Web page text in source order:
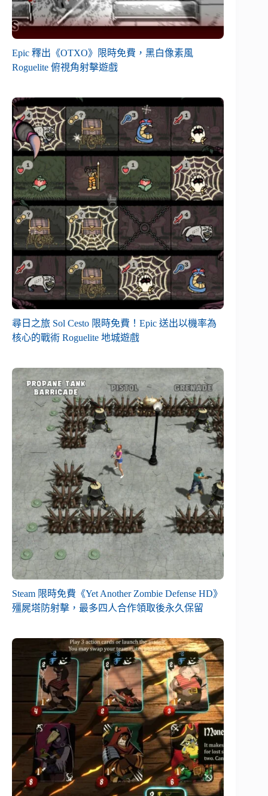
Epic 釋出《OTXO》限時免費，黑白像素風
Roguelite 俯視角射擊遊戲
尋日之旅 Sol Cesto 限時免費！Epic 送出以機率為
核心的戰術 Roguelite 地城遊戲
Steam 限時免費《Yet Another Zombie Defense HD》
殭屍塔防射擊，最多四人合作領取後永久保留